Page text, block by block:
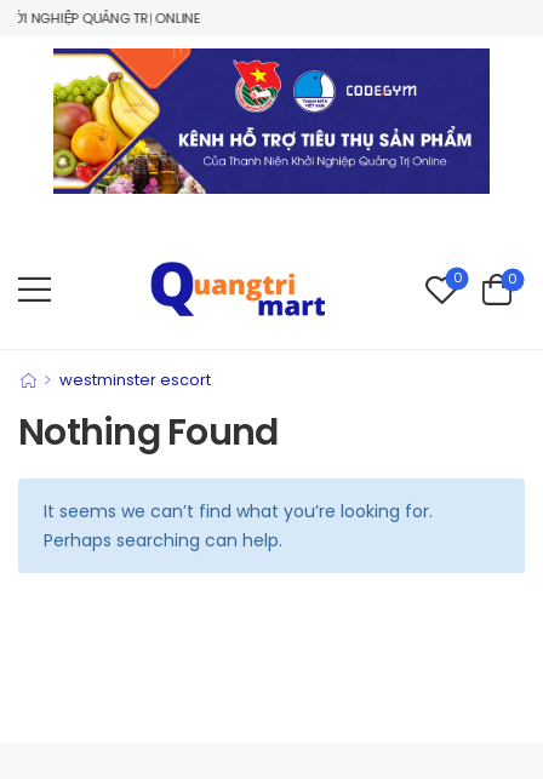
NGHIỆP QUẢNG TRỊ ONLINE
0 0
> westminster escort
Nothing Found
It seems we can’t find what you’re looking for.
Perhaps searching can help.